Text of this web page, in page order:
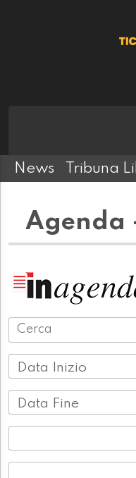
News Tribuna
Agenda
Data Inizio
Data Fine